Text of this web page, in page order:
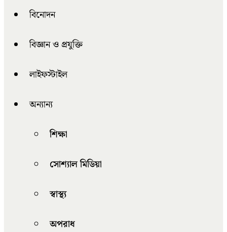
বিনোদন
বিজ্ঞান ও প্রযুক্তি
লাইফস্টাইল
অন্যান্য
শিক্ষা
সোশ্যাল মিডিয়া
স্বাস্থ্য
অপরাধ